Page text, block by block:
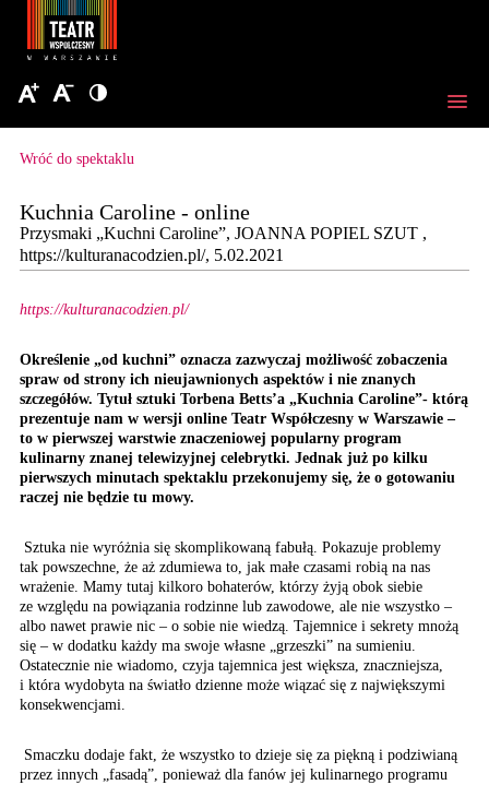
Wróć do spektaklu
Kuchnia Caroline - online
Przysmaki „Kuchni Caroline”, JOANNA POPIEL SZUT ,
https://kulturanacodzien.pl/, 5.02.2021
https://kulturanacodzien.pl/
Określenie „od kuchni” oznacza zazwyczaj możliwość zobaczenia
spraw od strony ich nieujawnionych aspektów i nie znanych
szczegółów. Tytuł sztuki Torbena Betts’a „Kuchnia Caroline”- którą
prezentuje nam w wersji online Teatr Współczesny w Warszawie –
to w pierwszej warstwie znaczeniowej popularny program
kulinarny znanej telewizyjnej celebrytki. Jednak już po kilku
pierwszych minutach spektaklu przekonujemy się, że o gotowaniu
raczej nie będzie tu mowy.
Sztuka nie wyróżnia się skomplikowaną fabułą. Pokazuje problemy
tak powszechne, że aż zdumiewa to, jak małe czasami robią na nas
wrażenie. Mamy tutaj kilkoro bohaterów, którzy żyją obok siebie
ze względu na powiązania rodzinne lub zawodowe, ale nie wszystko –
albo nawet prawie nic – o sobie nie wiedzą. Tajemnice i sekrety mnożą
się – w dodatku każdy ma swoje własne „grzeszki” na sumieniu.
Ostatecznie nie wiadomo, czyja tajemnica jest większa, znaczniejsza,
i która wydobyta na światło dzienne może wiązać się z największymi
konsekwencjami.
Smaczku dodaje fakt, że wszystko to dzieje się za piękną i podziwianą
przez innych „fasadą”, ponieważ dla fanów jej kulinarnego programu